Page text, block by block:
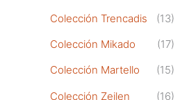
p
r
d
c
t
s
Colección Trencadis
(13)
Colección Mikado
(17)
Colección Martello
(15)
Colección Zeilen
(16)